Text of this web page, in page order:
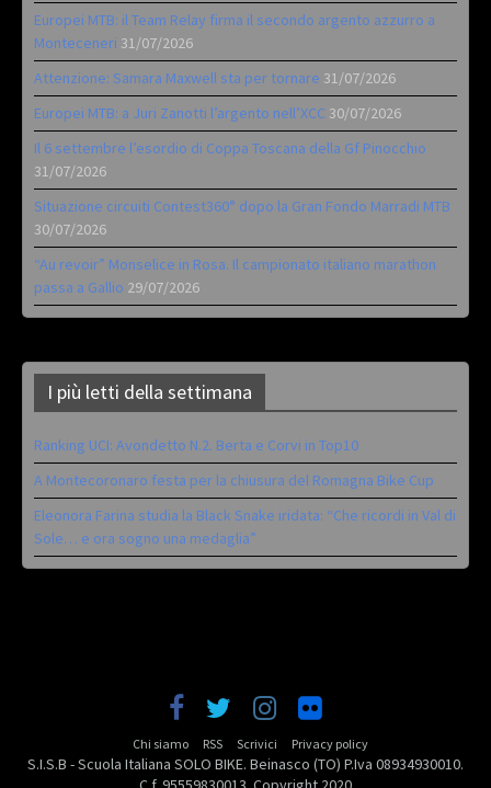
Europei MTB: il Team Relay firma il secondo argento azzurro a
Monteceneri 31/07/2026
Attenzione: Samara Maxwell sta per tornare 31/07/2026
Europei MTB: a Juri Zanotti l’argento nell’XCC 30/07/2026
Il 6 settembre l’esordio di Coppa Toscana della Gf Pinocchio
31/07/2026
Situazione circuiti Contest360° dopo la Gran Fondo Marradi MTB
30/07/2026
“Au revoir” Monselice in Rosa. Il campionato italiano marathon
passa a Gallio 29/07/2026
I più letti della settimana
Ranking UCI: Avondetto N.2. Berta e Corvi in Top10
A Montecoronaro festa per la chiusura del Romagna Bike Cup
Eleonora Farina studia la Black Snake iridata: “Che ricordi in Val di
Sole… e ora sogno una medaglia”
Chi siamo RSS Scrivici Privacy policy
S.I.S.B - Scuola Italiana SOLO BIKE. Beinasco (TO) P.Iva 08934930010.